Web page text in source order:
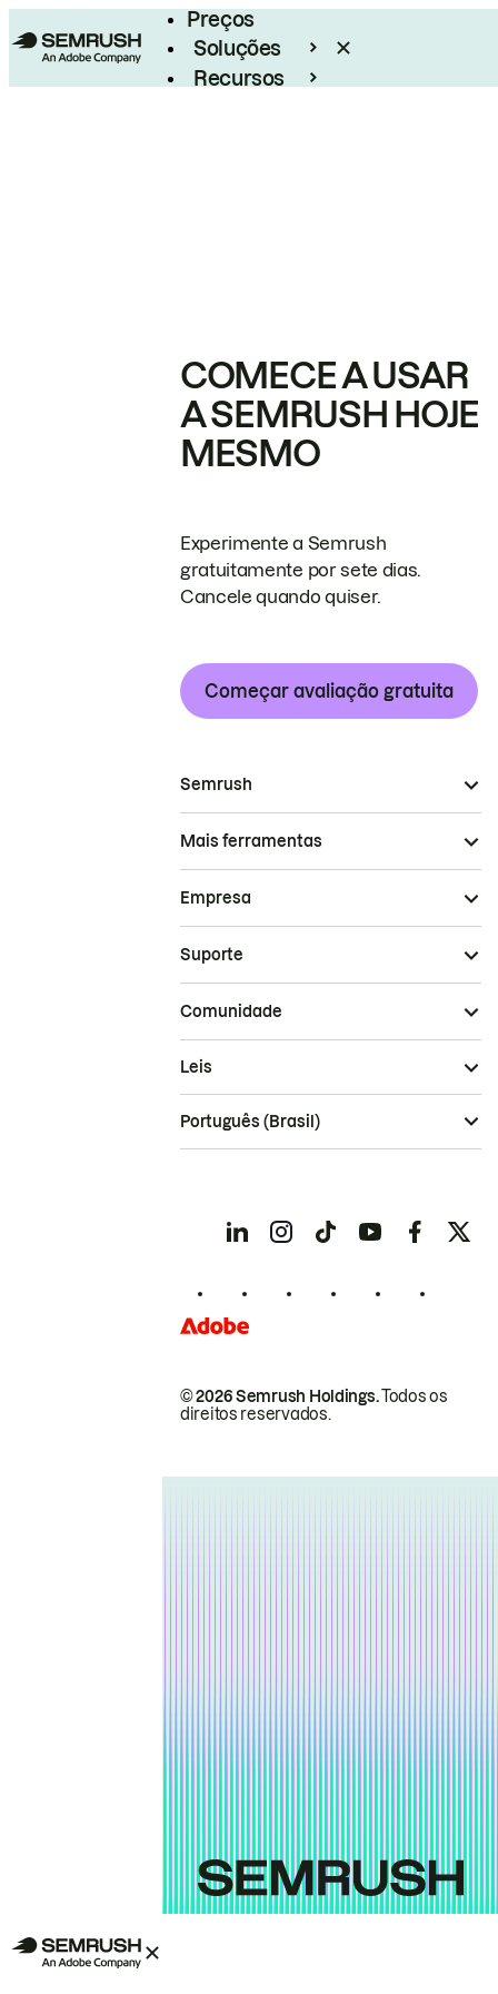
Preços
Soluções
Recursos
COMECE A USAR
A SEMRUSH HOJE
MESMO
Experimente a Semrush
gratuitamente por sete dias.
Cancele quando quiser.
Começar avaliação gratuita
Semrush
Mais ferramentas
Empresa
Suporte
Comunidade
© 2026 Semrush Holdings.Todos os
direitos reservados.
Leis
Português (Brasil)